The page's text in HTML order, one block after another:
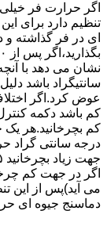
اگر حرارت فر خیلی
تنظیم دارد برای
سانتیگراد باشد
عوض کرد.اگر
کم باشد دکمه
درجه سانتی گراد
می آید)پس از این
دماسنج جیوه ای